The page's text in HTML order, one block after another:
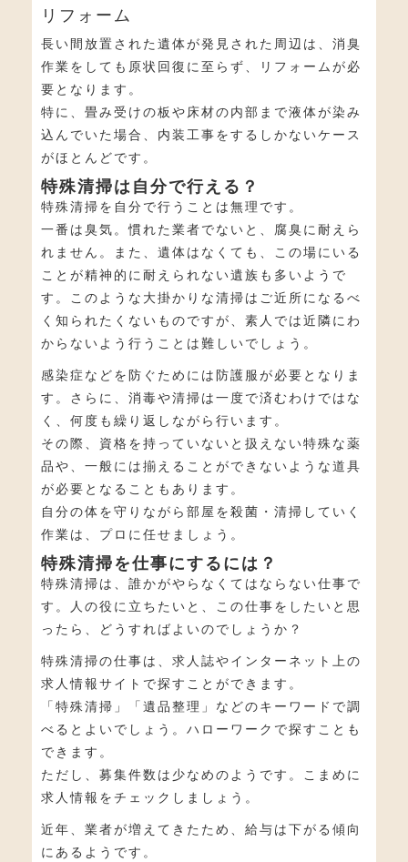
リフォーム
長い間放置された遺体が発見された周辺は、消臭
作業をしても原状回復に至らず、リフォームが必
要となります。
特に、畳み受けの板や床材の内部まで液体が染み
込んでいた場合、内装工事をするしかないケース
がほとんどです。
特殊清掃は自分で行える？
特殊清掃を自分で行うことは無理です。
一番は臭気。慣れた業者でないと、腐臭に耐えら
れません。また、遺体はなくても、この場にいる
ことが精神的に耐えられない遺族も多いようで
す。このような大掛かりな清掃はご近所になるべ
く知られたくないものですが、素人では近隣にわ
からないよう行うことは難しいでしょう。
感染症などを防ぐためには防護服が必要となりま
す。さらに、消毒や清掃は一度で済むわけではな
く、何度も繰り返しながら行います。
その際、資格を持っていないと扱えない特殊な薬
品や、一般には揃えることができないような道具
が必要となることもあります。
自分の体を守りながら部屋を殺菌・清掃していく
作業は、プロに任せましょう。
特殊清掃を仕事にするには？
特殊清掃は、誰かがやらなくてはならない仕事で
す。人の役に立ちたいと、この仕事をしたいと思
ったら、どうすればよいのでしょうか？
特殊清掃の仕事は、求人誌やインターネット上の
求人情報サイトで探すことができます。
「特殊清掃」「遺品整理」などのキーワードで調
べるとよいでしょう。ハローワークで探すことも
できます。
ただし、募集件数は少なめのようです。こまめに
求人情報をチェックしましょう。
近年、業者が増えてきたため、給与は下がる傾向
にあるようです。